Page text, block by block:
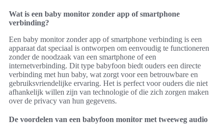
Wat is een baby monitor zonder app of smartphone
verbinding?
Een baby monitor zonder app of smartphone verbinding is een
apparaat dat speciaal is ontworpen om eenvoudig te functioneren
zonder de noodzaak van een smartphone of een
internetverbinding. Dit type babyfoon biedt ouders een directe
verbinding met hun baby, wat zorgt voor een betrouwbare en
gebruiksvriendelijke ervaring. Het is perfect voor ouders die niet
afhankelijk willen zijn van technologie of die zich zorgen maken
over de privacy van hun gegevens.
De voordelen van een babyfoon monitor met tweeweg audio